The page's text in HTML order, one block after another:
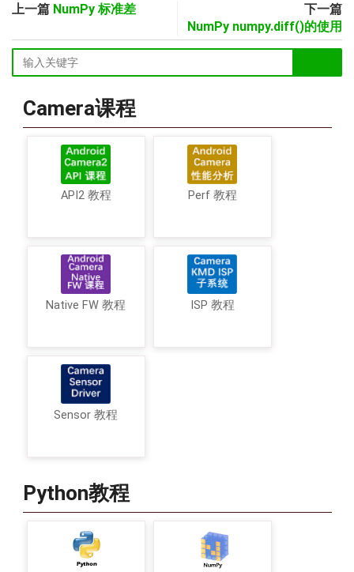
上一篇 NumPy 标准差
下一篇
NumPy numpy.diff()的使用
Camera课程
API2 教程 Perf 教程
Native FW 教程 ISP 教程
Sensor 教程
Python教程